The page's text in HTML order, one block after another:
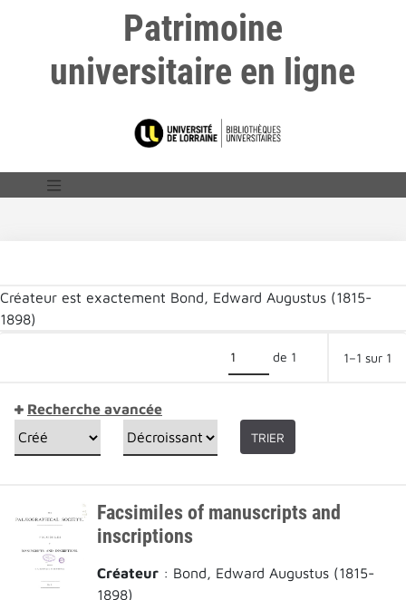
Patrimoine
universitaire en ligne
Créateur est exactement Bond, Edward Augustus (1815-
1898)‎
de 1 1–1 sur 1
Recherche avancée
TRIER
Facsimiles of manuscripts and
inscriptions
Créateur : Bond, Edward Augustus (1815-
1898)‎